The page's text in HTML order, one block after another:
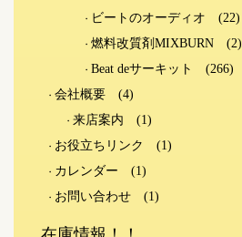
ビートのオーディオ
(22)
燃料改質剤MIXBURN
(2)
Beat deサーキット
(266)
会社概要
(4)
来店案内
(1)
お役立ちリンク
(1)
カレンダー
(1)
お問い合わせ
(1)